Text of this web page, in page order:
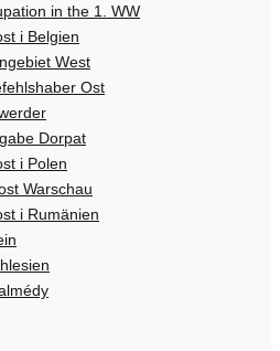
in the 1. WW
i Belgien
West
Ost
Dorpat
i Polen
Warschau
i Rumänien